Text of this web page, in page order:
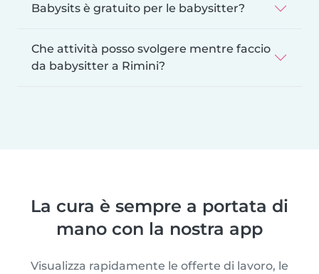
Babysits è gratuito per le babysitter?
Che attività posso svolgere mentre faccio
da babysitter a Rimini?
La cura è sempre a portata di
mano con la nostra app
Visualizza rapidamente le offerte di lavoro, le